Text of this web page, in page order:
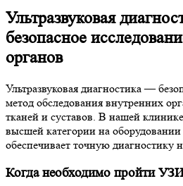
Ультразвуковая
безопасное
органов
Ультразвуковая диагностика —
метод обследования внутренних
тканей и суставов. В нашей
высшей категории на оборудовании
обеспечивает точную диагностику
Когда необходимо пройти